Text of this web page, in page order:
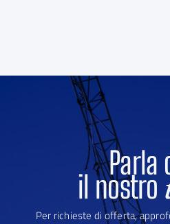
Parla
il nostro
Per richieste di offerta,